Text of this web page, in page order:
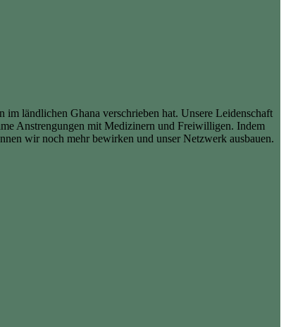
im ländlichen Ghana verschrieben hat. Unsere Leidenschaft
Anstrengungen mit Medizinern und Freiwilligen. Indem
wir noch mehr bewirken und unser Netzwerk ausbauen.